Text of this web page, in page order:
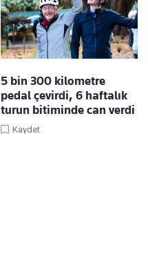
5 bin 300 kilometre
pedal çevirdi, 6 haftalık
turun bitiminde can verdi
Kaydet